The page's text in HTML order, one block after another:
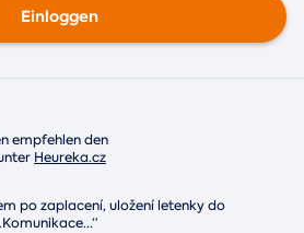
Einloggen
empfehlen den
Heureka.cz
po zaplacení, uložení letenky do
...“